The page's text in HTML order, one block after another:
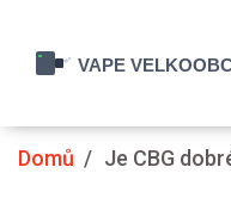
Domů Je CBG